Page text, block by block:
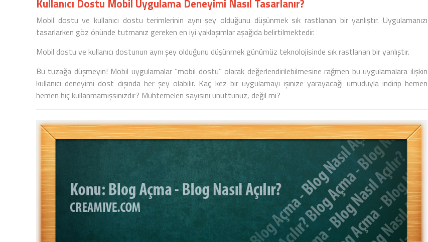
Kullanıcı Dostu Mobil Uygulama Deneyimi Nasıl Tasarlanır?
Mobil dostu ve kullanıcı dostu terimlerinin aynı şey olduğunu düşünmek sık rastlanan bir yanlıştır. Uygulamanızı
tasarlarken göz önünde tutmanız gereken en iyi yaklaşımlar aşağıda belirtilmektedir.
Mobil dostu ve kullanıcı dostunun aynı şey olduğunu düşünmek günümüz teknolojisinde sık rastlanan bir yanlıştır.
Bu tuzağa düşmeyin! Mobil uygulamalar “mobil dostu” olarak değerlendirilebilmesine rağmen bu uygulamalara ilişkin
kullanıcı deneyimi dost dışında her şey olabilir. Kaç kez bir uygulamayı işinize yarayacağı umuduyla indirip hemen
hemen hiç kullanmamışsınızdır? Muhtemelen sayısını unuttunuz, değil mi?